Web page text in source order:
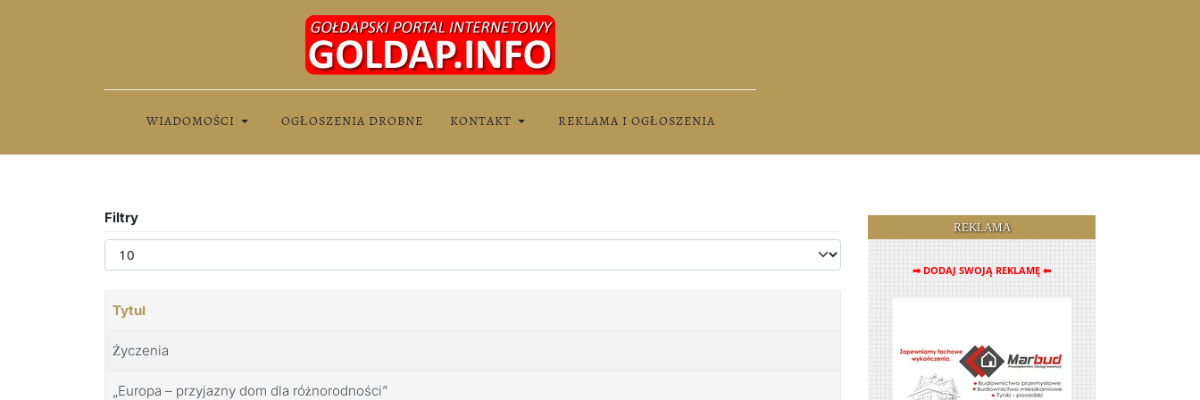
WIADOMOŚCI OGŁOSZENIA DROBNE KONTAKT REKLAMA I OGŁOSZENIA
Filtry
Pokaż #
Tytuł
Życzenia
„Europa – przyjazny dom dla różnorodności”
REKLAMA
➡ DODAJ SWOJĄ REKLAMĘ ⬅